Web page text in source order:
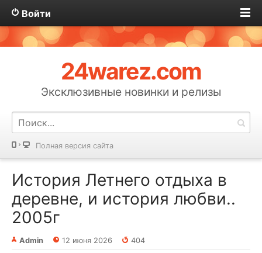
Войти
24warez.com
Эксклюзивные новинки и релизы
Полная версия сайта
История Летнего отдыха в
деревне, и история любви..
2005г
Admin 12 июня 2026
404